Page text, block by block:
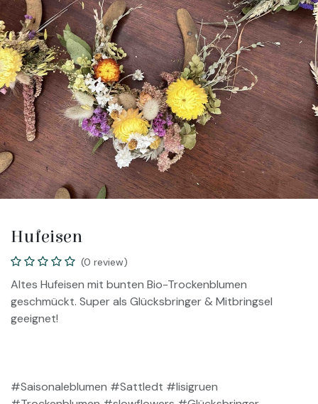
Hufeisen
(0 review)
Altes Hufeisen mit bunten Bio-Trockenblumen
geschmückt. Super als Glücksbringer & Mitbringsel
geeignet!
#Saisonaleblumen #Sattledt #lisigruen